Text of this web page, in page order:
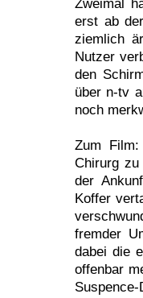
Zweimal
erst ab
ziemlich
Nutzer
den
über n-tv
noch
Zum
Chirurg
der
Koffer
fremder
dabei die
offenbar